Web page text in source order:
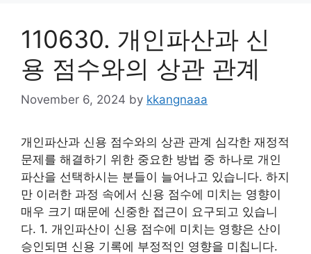
110630. 개인파산과 신
용 점수와의 상관 관계
November 6, 2024 by kkangnaaa
개인파산과 신용 점수와의 상관 관계 심각한 재정적
문제를 해결하기 위한 중요한 방법 중 하나로 개인
파산을 선택하시는 분들이 늘어나고 있습니다. 하지
만 이러한 과정 속에서 신용 점수에 미치는 영향이
매우 크기 때문에 신중한 접근이 요구되고 있습니
다. 1. 개인파산이 신용 점수에 미치는 영향은 산이
승인되면 신용 기록에 부정적인 영향을 미칩니다.